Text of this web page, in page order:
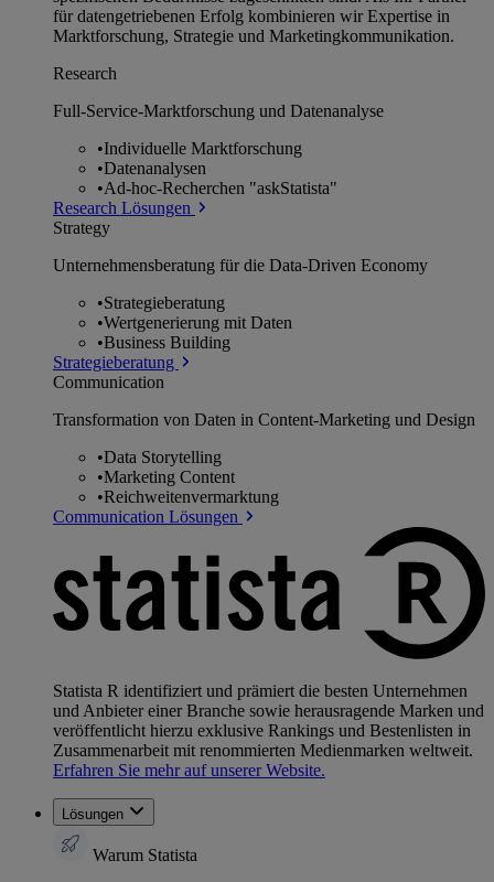
für datengetriebenen Erfolg kombinieren wir Expertise in
Marktforschung, Strategie und Marketingkommunikation.
Research
Full-Service-Marktforschung und Datenanalyse
•Individuelle Marktforschung
•Datenanalysen
•Ad-hoc-Recherchen "askStatista"
Research Lösungen
Strategy
Unternehmens­beratung für die Data-Driven Economy
•Strategieberatung
•Wertgenerierung mit Daten
•Business Building
Strategieberatung
Communication
Transformation von Daten in Content-Marketing und Design
•Data Storytelling
•Marketing Content
•Reichweitenvermarktung
Communication Lösungen
Statista R identifiziert und prämiert die besten Unternehmen
und Anbieter einer Branche sowie herausragende Marken und
veröffentlicht hierzu exklusive Rankings und Bestenlisten in
Zusammenarbeit mit renommierten Medienmarken weltweit.
Erfahren Sie mehr auf unserer Website.
Lösungen
Warum Statista